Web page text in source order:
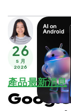
26
5 月
2026
產品最新消息
Google